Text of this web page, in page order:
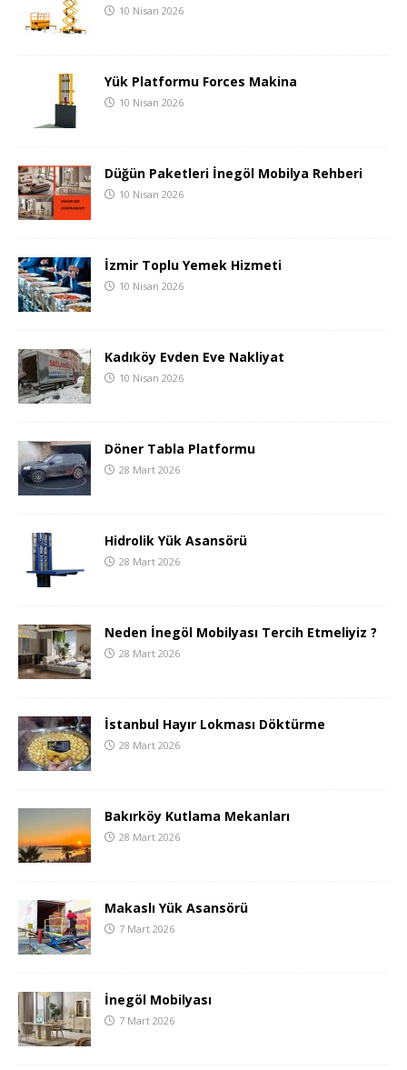
10 Nisan 2026
Yük Platformu Forces Makina
10 Nisan 2026
Düğün Paketleri İnegöl Mobilya Rehberi
10 Nisan 2026
İzmir Toplu Yemek Hizmeti
10 Nisan 2026
Kadıköy Evden Eve Nakliyat
10 Nisan 2026
Döner Tabla Platformu
28 Mart 2026
Hidrolik Yük Asansörü
28 Mart 2026
Neden İnegöl Mobilyası Tercih Etmeliyiz ?
28 Mart 2026
İstanbul Hayır Lokması Döktürme
28 Mart 2026
Bakırköy Kutlama Mekanları
28 Mart 2026
Makaslı Yük Asansörü
7 Mart 2026
İnegöl Mobilyası
7 Mart 2026